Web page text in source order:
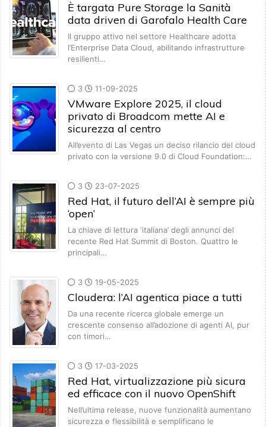
È targata Pure Storage la Sanità
data driven di Garofalo Health Care
Il gruppo attivo nel settore Healthcare adotta
l’Enterprise Data Cloud, abilitando infrastrutture
resilienti…
3 11-09-2025
VMware Explore 2025, il cloud
privato di Broadcom mette AI e
sicurezza al centro
All’evento di Las Vegas un deciso rilancio del cloud
privato con la versione 9.0 di Cloud Foundation:…
3 23-07-2025
Red Hat, il futuro dell’AI è sempre più
‘open’
La chiave di lettura ‘italiana’ degli annunci del
recente Red Hat Summit di Boston. Quattro le
principali…
3 19-05-2025
Cloudera: l’AI agentica piace a tutti
Da una recente ricerca globale emerge un
crescente consenso all’adozione di agenti AI, pur
con timori…
3 17-03-2025
Red Hat, virtualizzazione più sicura
ed efficace con il nuovo OpenShift
Nell’ultima release, nuove funzionalità aumentano
sicurezza e flessibilità e semplificano le